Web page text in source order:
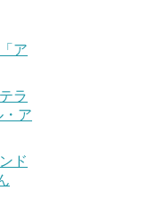
ア
ラ
・ア
ド